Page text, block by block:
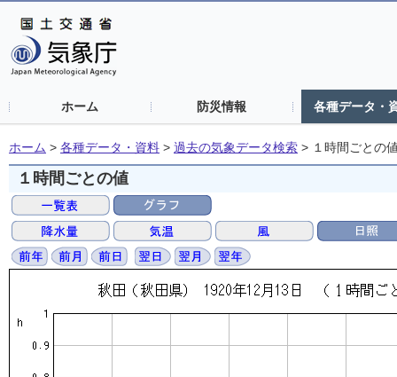
ホーム 防災情報 各種データ・
ホーム > 各種データ・資料 > 過去の気象データ検索 > １時間ごとの
１時間ごとの値